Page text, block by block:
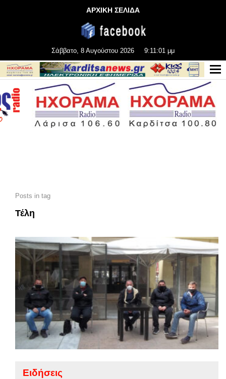
ΑΡΧΙΚΗ ΣΕΛΙΔΑ
Σάββατο, 8 Αυγούστου 2026 9:11:03 μμ
Posts in tag
Τέλη
Ειδήσεις